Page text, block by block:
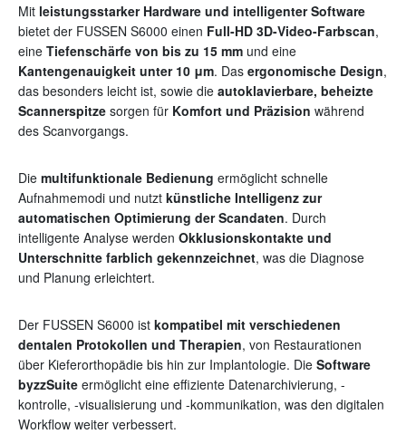
Mit leistungsstarker Hardware und intelligenter Software
bietet der FUSSEN S6000 einen Full-HD 3D-Video-Farbscan,
eine Tiefenschärfe von bis zu 15 mm und eine
Kantengenauigkeit unter 10 μm. Das ergonomische Design,
das besonders leicht ist, sowie die autoklavierbare, beheizte
Scannerspitze sorgen für Komfort und Präzision während
des Scanvorgangs.
Die multifunktionale Bedienung ermöglicht schnelle
Aufnahmemodi und nutzt künstliche Intelligenz zur
automatischen Optimierung der Scandaten. Durch
intelligente Analyse werden Okklusionskontakte und
Unterschnitte farblich gekennzeichnet, was die Diagnose
und Planung erleichtert.
Der FUSSEN S6000 ist kompatibel mit verschiedenen
dentalen Protokollen und Therapien, von Restaurationen
über Kieferorthopädie bis hin zur Implantologie. Die Software
byzzSuite ermöglicht eine effiziente Datenarchivierung, -
kontrolle, -visualisierung und -kommunikation, was den digitalen
Workflow weiter verbessert.